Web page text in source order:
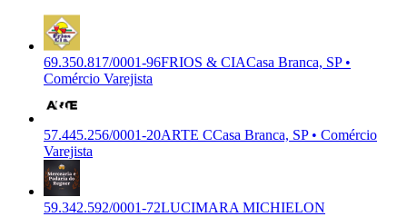
69.350.817/0001-96FRIOS & CIACasa Branca, SP •
Comércio Varejista
57.445.256/0001-20ARTE CCasa Branca, SP • Comércio
Varejista
59.342.592/0001-72LUCIMARA MICHIELON